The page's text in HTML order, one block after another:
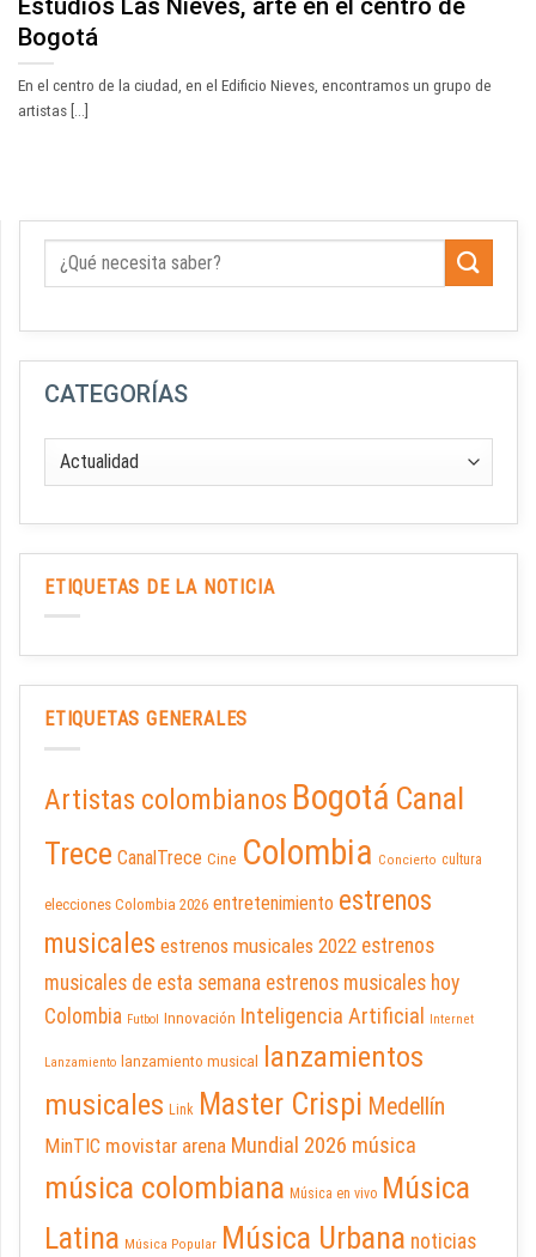
Bogotá
En el centro de la ciudad, en el Edificio Nieves, encontramos un grupo de
artistas [...]
CATEGORÍAS
ETIQUETAS DE LA NOTICIA
ETIQUETAS GENERALES
Artistas colombianos Bogotá Canal
Trece CanalTrece Cine Colombia Concierto cultura
elecciones Colombia 2026 entretenimiento estrenos
musicales estrenos musicales 2022 estrenos
musicales de esta semana estrenos musicales hoy
Colombia Futbol Innovación Inteligencia Artificial Internet
Lanzamiento lanzamiento musical
lanzamientos
musicales Link Master Crispi Medellín
MinTIC movistar arena Mundial 2026 música
música colombiana Música en vivo Música
Latina Música Popular Música Urbana noticias